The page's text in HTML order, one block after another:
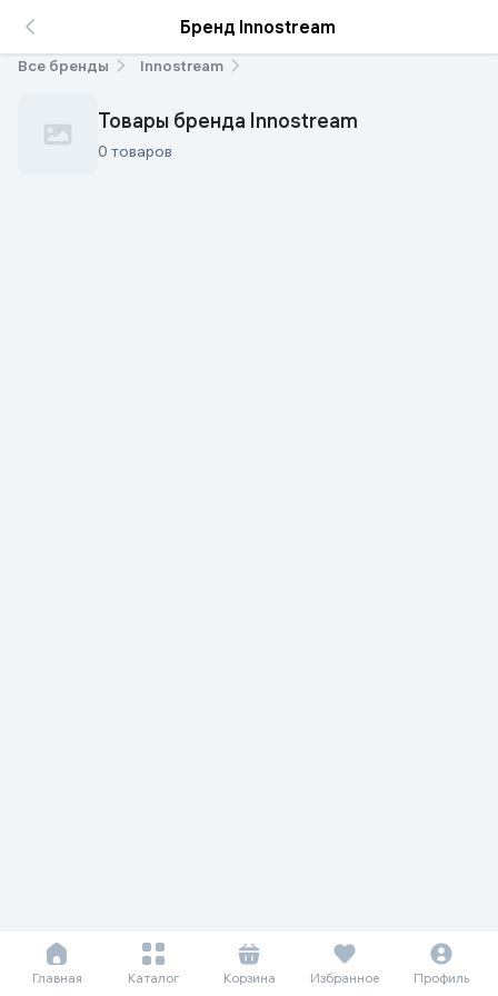
Бренд Innostream
Все бренды Innostream
Товары бренда Innostream
0 товаров
Главная Каталог Корзина Избранное Профиль